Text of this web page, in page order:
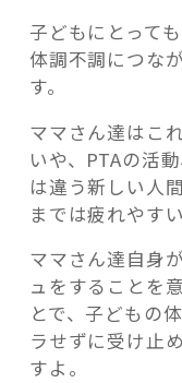
子どもにとって
体調不調につな
す。
ママさん達はこ
いや、PTAの活
は違う新しい人
までは疲れやす
ママさん達自身
ュをすることを
とで、子どもの
ラせずに受け止
すよ。